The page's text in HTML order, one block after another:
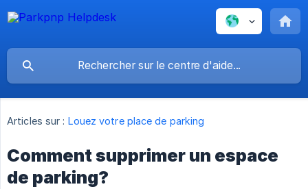
Articles sur : Louez votre place de parking
Comment supprimer un espace
de parking?